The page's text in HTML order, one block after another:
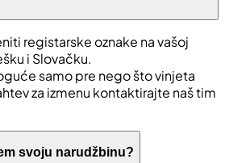
registarske oznake na vašoj
i Slovačku.
samo pre nego što vinjeta
za izmenu kontaktirajte naš tim
svoju narudžbinu?